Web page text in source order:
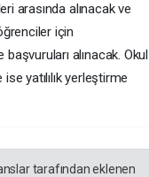
arasında alınacak ve
için
alınacak. Okul
yatılılık yerleştirme
tarafından eklenen